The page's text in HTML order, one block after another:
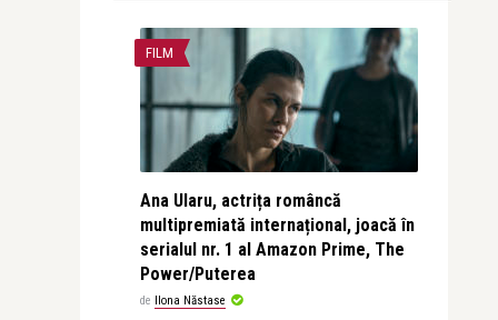
FILM
Ana Ularu, actrița româncă
multipremiată internațional, joacă în
serialul nr. 1 al Amazon Prime, The
Power/Puterea
de Ilona Năstase